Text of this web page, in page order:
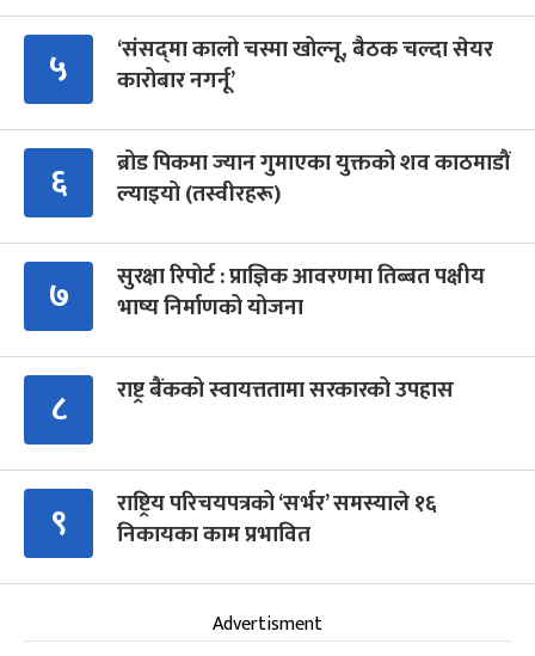
५
‘संसद्‍मा कालो चस्मा खोल्नू, बैठक चल्दा सेयर
कारोबार नगर्नू’
६
ब्रोड पिकमा ज्यान गुमाएका युक्तको शव काठमाडौं
ल्याइयो (तस्वीरहरू)
७
सुरक्षा रिपोर्ट : प्राज्ञिक आवरणमा तिब्बत पक्षीय
भाष्य निर्माणको योजना
८ राष्ट्र बैंकको स्वायत्ततामा सरकारको उपहास
९
राष्ट्रिय परिचयपत्रको ‘सर्भर’ समस्याले १६
निकायका काम प्रभावित
Advertisment